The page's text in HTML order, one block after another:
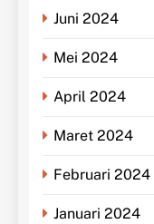
Juni 2024
Mei 2024
April 2024
Maret 2024
Februari 2024
Januari 2024